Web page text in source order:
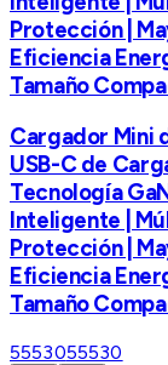
Protección |
Eficiencia
Tamaño
Cargador Mini
USB-C de
Tecnología
Inteligente |
Protección |
Eficiencia
Tamaño
5553055530